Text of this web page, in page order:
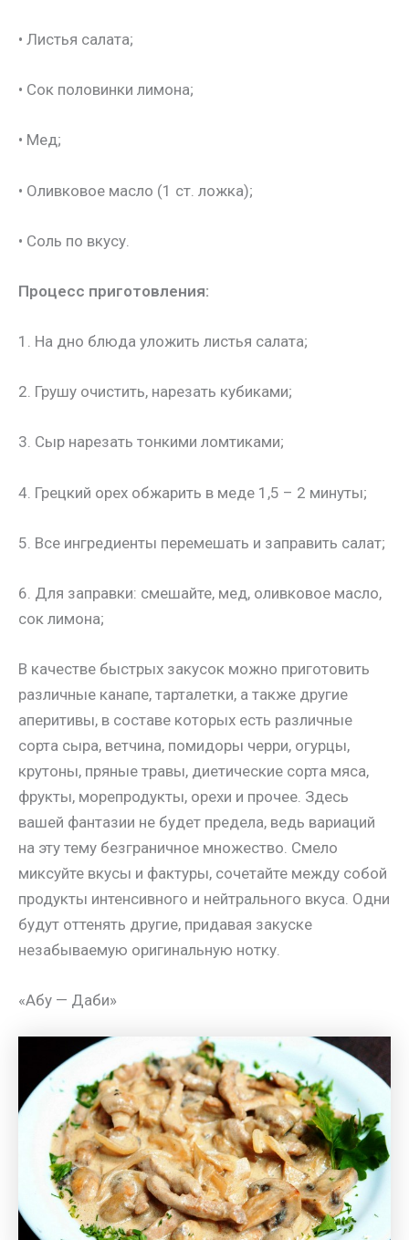
• Листья салата;
• Сок половинки лимона;
• Мед;
• Оливковое масло (1 ст. ложка);
• Соль по вкусу.
Процесс приготовления:
1. На дно блюда уложить листья салата;
2. Грушу очистить, нарезать кубиками;
3. Сыр нарезать тонкими ломтиками;
4. Грецкий орех обжарить в меде 1,5 – 2 минуты;
5. Все ингредиенты перемешать и заправить салат;
6. Для заправки: смешайте, мед, оливковое масло,
сок лимона;
В качестве быстрых закусок можно приготовить
различные канапе, тарталетки, а также другие
аперитивы, в составе которых есть различные
сорта сыра, ветчина, помидоры черри, огурцы,
крутоны, пряные травы, диетические сорта мяса,
фрукты, морепродукты, орехи и прочее. Здесь
вашей фантазии не будет предела, ведь вариаций
на эту тему безграничное множество. Смело
миксуйте вкусы и фактуры, сочетайте между собой
продукты интенсивного и нейтрального вкуса. Одни
будут оттенять другие, придавая закуске
незабываемую оригинальную нотку.
«Абу — Даби»